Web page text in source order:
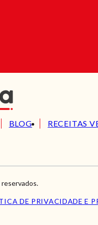
BLOG RECEITAS
DE PRIVACIDADE E